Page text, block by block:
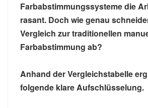
Farbabstimmungssysteme die
rasant. Doch wie genau
Vergleich zur traditionellen
Farbabstimmung ab?
Anhand der Vergleichstabelle
folgende klare Aufschlüsselung.